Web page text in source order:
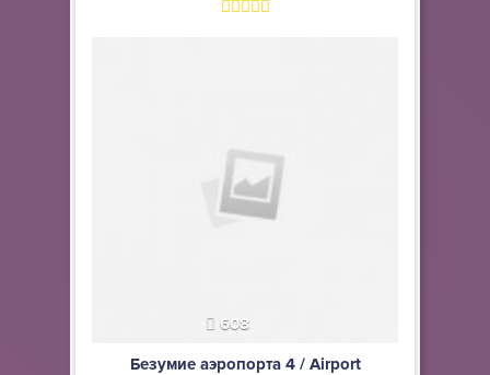
608
Безумие аэропорта 4 / Airport